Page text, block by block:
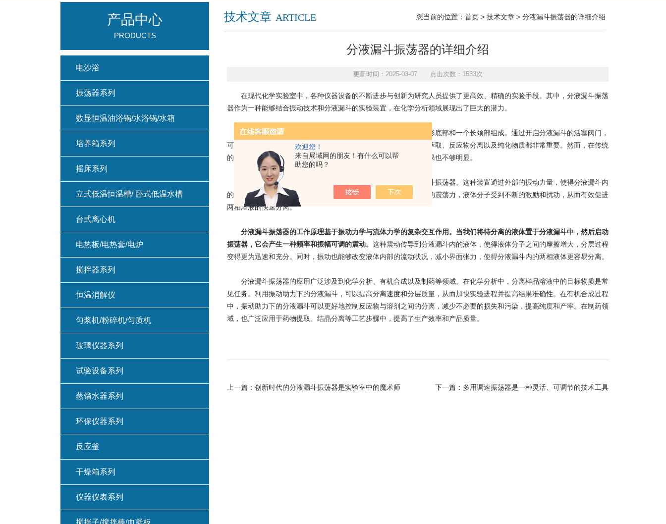
欢迎您！
来自局域网的朋友！有什么可以帮
助您的吗？
技术文章 ARTICLE 您当前的位置： 首页 > 技术文章 > 分液漏斗振荡器的详细介绍
分液漏斗振荡器的详细介绍
更新时间：2025-03-07 点击次数：1533次
在现代化学实验室中，各种仪器设备的不断进步与创新为研究人员提供了更高效、精确的实验手段。其中，分液漏斗振荡
器作为一种能够结合振动技术和分液漏斗的实验装置，在化学分析领域展现出了巨大的潜力。
分液漏斗是一种常用于液体分离的实验工具，它通常由一个锥形底部和一个长颈部组成。通过开启分液漏斗的活塞阀门，
可以让上下两个不同相的液体按照密度差异分层沉淀。这对于溶剂萃取、反应物分离以及纯化物质都非常重要。然而，在传统
的分液过程中，由于分液漏斗的结构限制，分液速度较慢，分层效果也不够明显。
为了解决这一问题，科学家们引入了振动技术，设计了分液漏斗振荡器。这种装置通过外部的振动力量，使得分液漏斗内
的液体在振动的同时，形成更加明显的分层效果。通过迅速而均匀的震荡力，液体分子受到不断的激励和扰动，从而有效促进
两相溶液的快速分离。
分液漏斗振荡器的工作原理基于振动力学与流体力学的复杂交互作用。当我们将待分离的液体置于分液漏斗中，然后启动
振荡器，它会产生一种频率和振幅可调的震动。 这种震动传导到分液漏斗内的液体，使得液体分子之间的摩擦增大，分层过程
变得更为迅速和充分。同时，振动也能够改变液体内部的流动状况，减小界面张力，使得分液漏斗内的两相液体更容易分离。
分液漏斗振荡器的应用广泛涉及到化学分析、有机合成以及制药等领域。在化学分析中，分离样品溶液中的目标物质是常
见任务。利用振动助力下的分液漏斗，可以提高分离速度和分层质量，从而加快实验进程并提高结果准确性。在有机合成过程
中，振动助力下的分液漏斗可以更好地控制反应物与溶剂之间的分离，减少不必要的损失和污染，提高纯度和产率。在制药领
域，也广泛应用于药物提取、结晶分离等工艺步骤中，提高了生产效率和产品质量。
下一篇： 多用调速振荡器是一种灵活、可调节的技术工具
上一篇： 创新时代的分液漏斗振荡器是实验室中的魔术师
产品中心
PRODUCTS
电沙浴
振荡器系列
数显恒温油浴锅/水浴锅/水箱
培养箱系列
摇床系列
立式低温恒温槽/ 卧式低温水槽
台式离心机
电热板/电热套/电炉
搅拌器系列
恒温消解仪
匀浆机/粉碎机/匀质机
玻璃仪器系列
试验设备系列
蒸馏水器系列
环保仪器系列
反应釜
干燥箱系列
仪器仪表系列
搅拌子/搅拌棒/血凝板